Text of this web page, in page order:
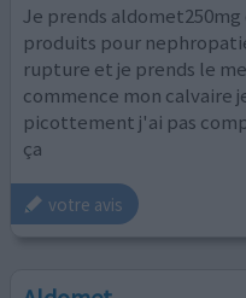
Je prends
produits pour
rupture et je prends le
commence mon calvaire
picottement j'ai pas
ça
votre avis